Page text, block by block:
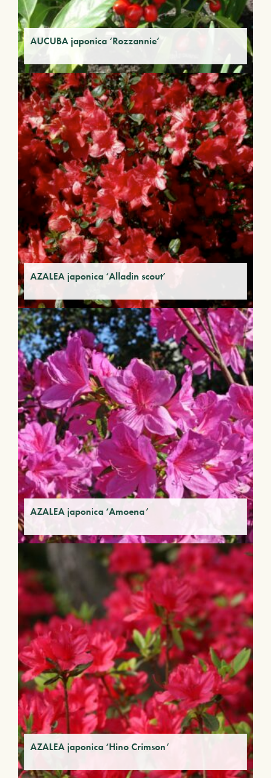
AUCUBA japonica ‘Rozzannie’
AZALEA japonica ‘Alladin scout’
AZALEA japonica ‘Amoena’
AZALEA japonica ‘Hino Crimson’